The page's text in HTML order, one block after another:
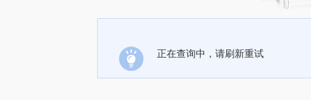
正在查询中，请刷新重试